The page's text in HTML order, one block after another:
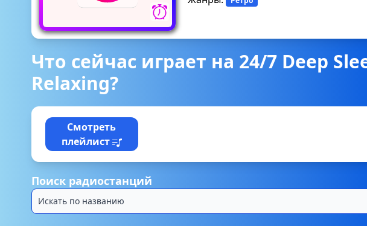
Что сейчас играет на 24/7 Deep
Relaxing?
Смотреть
плейлист
Поиск радиостанций